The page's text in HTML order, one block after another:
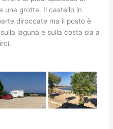
una grotta. Il castello in
diroccate ma il posto è
laguna e sulla costa sia a